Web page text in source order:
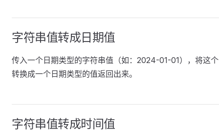
字符串值转成日期值
传入一个日期类型的字符串值（如：2024-01-01），将这
转换成一个日期类型的值返回出来。
字符串值转成时间值